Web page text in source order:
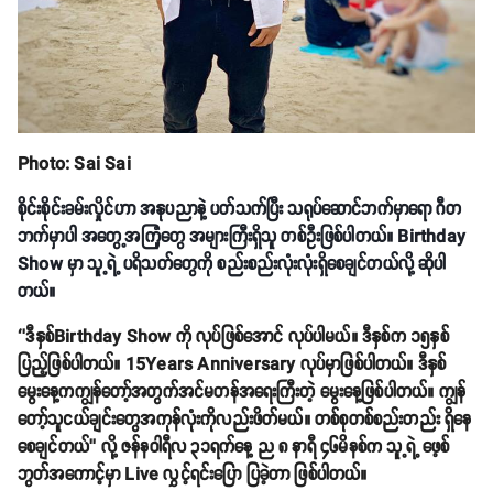
Photo: Sai Sai
စိုင်းစိုင်းခမ်းလှိုင်ဟာ အနုပညာနဲ့ ပတ်သက်ပြီး သရုပ်ဆောင်ဘက်မှာရော ဂီတ
ဘက်မှာပါ အတွေ့အကြုံတွေ အများကြီးရှိသူ တစ်ဦးဖြစ်ပါတယ်။ Birthday
Show မှာ သူ့ရဲ့ ပရိသတ်တွေကို စည်းစည်းလုံးလုံးရှိစေချင်တယ်လို့ ဆိုပါ
တယ်။
‘’ဒီနှစ်Birthday Show ကို လုပ်ဖြစ်အောင် လုပ်ပါမယ်။ ဒီနှစ်က ၁၅နှစ်
ပြည့်ဖြစ်ပါတယ်။ 15Years Anniversary လုပ်မှာဖြစ်ပါတယ်။ ဒီနှစ်
မွေးနေ့ကကျွန်တော့်အတွက်အင်မတန်အရေးကြီးတဲ့ မွေးနေ့ဖြစ်ပါတယ်။ ကျွန်
တော့်သူငယ်ချင်းတွေအကုန်လုံးကိုလည်းဖိတ်မယ်။ တစ်စုတစ်စည်းတည်း ရှိနေ
စေချင်တယ်’’ လို့ ဇန်နဝါရီလ ၃၁ရက်နေ့ ည ၈ နာရီ ၄၆မိနစ်က သူ့ရဲ့ ဖေ့စ်
ဘွတ်အကောင့်မှာ Live လွှင့်ရင်းပြော ပြခဲ့တာ ဖြစ်ပါတယ်။